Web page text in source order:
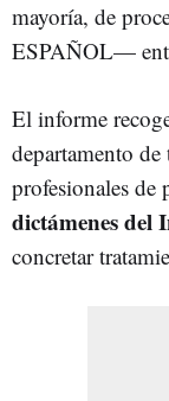
mayoría, de
ESPAÑOL—
El informe
departamento de
profesionales de
dictámenes del
concretar